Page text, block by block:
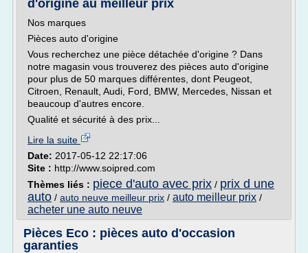
d'origine au meilleur prix
Nos marques
Pièces auto d'origine
Vous recherchez une pièce détachée d'origine ? Dans
notre magasin vous trouverez des pièces auto d'origine
pour plus de 50 marques différentes, dont Peugeot,
Citroen, Renault, Audi, Ford, BMW, Mercedes, Nissan et
beaucoup d'autres encore.
Qualité et sécurité à des prix...
Lire la suite
Date: 2017-05-12 22:17:06
Site : http://www.soipred.com
Thèmes liés : piece d'auto avec prix / prix d une
auto / auto neuve meilleur prix / auto meilleur prix /
acheter une auto neuve
Pièces Eco : pièces auto d'occasion
garanties